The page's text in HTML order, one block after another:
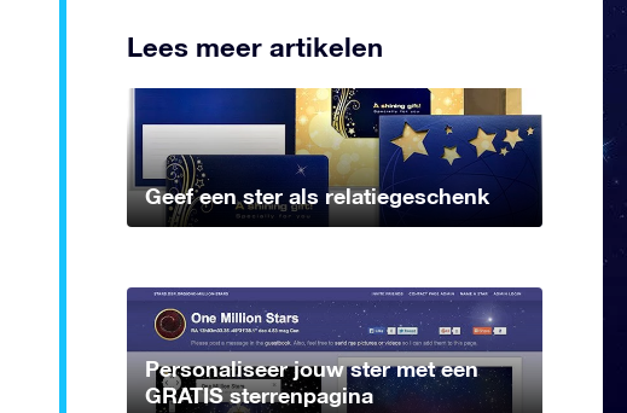
Lees meer artikelen
Geef een ster als relatiegeschenk
Personaliseer jouw ster met een
GRATIS sterrenpagina